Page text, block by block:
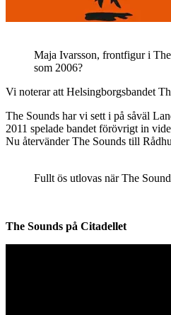
Maja Ivarsson, frontfigur i
som 2006?
Vi noterar att Helsingborgsbandet
The Sounds har vi sett i på såväl
2011 spelade bandet förövrigt in
Nu återvänder The Sounds till
Fullt ös utlovas när The
The Sounds på Citadellet